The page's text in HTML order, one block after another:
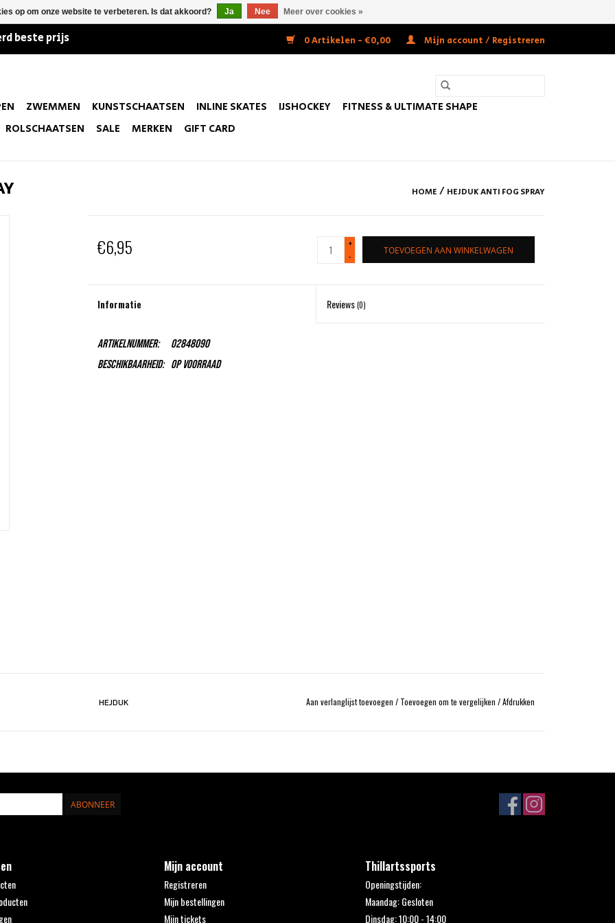
beste prijs 0 Artikelen - €0,00 Mijn account / Registreren
ZWEMMEN KUNSTSCHAATSEN INLINE SKATES IJSHOCKEY
FITNESS & ULTIMATE SHAPE
ROLSCHAATSEN
SALE MERKEN GIFT CARD
HOME / HEJDUK ANTI FOG SPRAY
€6,95
+
-
TOEVOEGEN AAN WINKELWAGEN
Informatie Reviews(0)
Artikelnummer:
02848090
Beschikbaarheid: Op voorraad
HEJDUK Aan verlanglijst toevoegen / Toevoegen om te vergelijken /Afdrukken
ABONNEER
Mijn account
Registreren
Mijn bestellingen
Mijn tickets
Thillartssports
Openingstijden:
Maandag: Gesloten
Dinsdag: 10:00 - 14:00
op om onze website te verbeteren. Is dat akkoord? Ja Nee Meer over cookies »